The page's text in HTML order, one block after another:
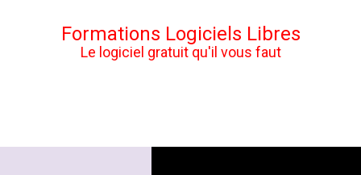
Formations Logiciels Libres
Le logiciel gratuit qu'il vous faut